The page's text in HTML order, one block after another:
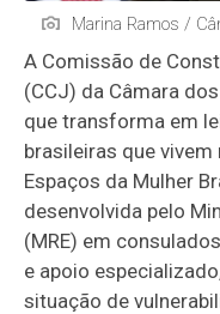
Marina Ramos /
A Comissão de
(CCJ) da Câmara
que transforma em
brasileiras que
Espaços da Mulher
desenvolvida pelo
(MRE) em
e apoio
situação de